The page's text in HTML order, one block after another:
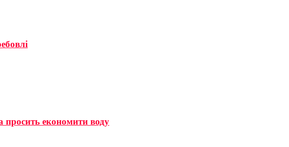
просить економити воду